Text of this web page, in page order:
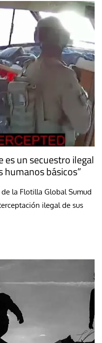
es un secuestro ilegal
humanos básicos”
la Flotilla Global Sumud
ilegal de sus